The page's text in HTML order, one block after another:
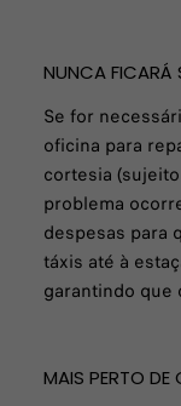
NUNCA FICARÁ
Se for
oficina para
cortesia
problema
despesas para
táxis até à
garantindo que
MAIS PERTO DE